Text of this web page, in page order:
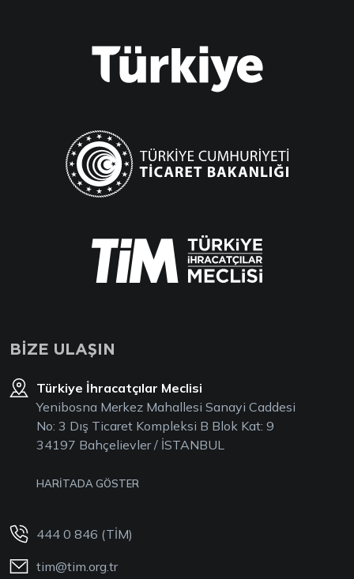
BİZE ULAŞIN
Türkiye İhracatçılar Meclisi
Yenibosna Merkez Mahallesi Sanayi Caddesi
No: 3 Dış Ticaret Kompleksi B Blok Kat: 9
34197 Bahçelievler / İSTANBUL
HARİTADA GÖSTER
444 0 846 (TİM)
tim@tim.org.tr